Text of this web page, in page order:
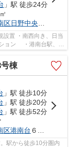
」駅 徒歩24分
区日野中央
置 ・南西向き、日当
ョン ・港南台駅、洋
棟
」駅 徒歩10分
」駅 徒歩20分
」駅 徒歩52分
区港南台 ６丁目1-3
駅から徒歩10分圏内